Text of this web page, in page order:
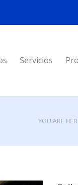
Servicios
YOU ARE